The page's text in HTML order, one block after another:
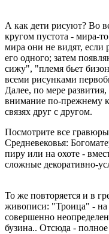
А как дети рисуют? Во
кругом пустота - мира-
мира они не видят, если
его одного; затем
сижу", "племя бьет
всеми рисунками
Далее, по мере
внимание по-прежнему
связях друг с другом.
Посмотрите все
Средневековья:
пиру или на охоте -
сложные декоративно-
То же повторяется и в
живописи: "Троица" - на
совершенно
бузина.. Отсюда -